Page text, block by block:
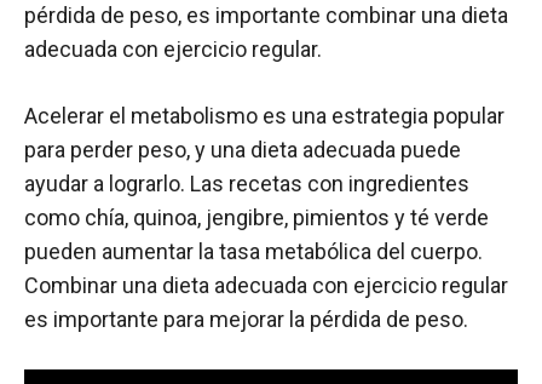
pérdida de peso, es importante combinar una dieta
adecuada con ejercicio regular.
Acelerar el metabolismo es una estrategia popular
para perder peso, y una dieta adecuada puede
ayudar a lograrlo. Las recetas con ingredientes
como chía, quinoa, jengibre, pimientos y té verde
pueden aumentar la tasa metabólica del cuerpo.
Combinar una dieta adecuada con ejercicio regular
es importante para mejorar la pérdida de peso.